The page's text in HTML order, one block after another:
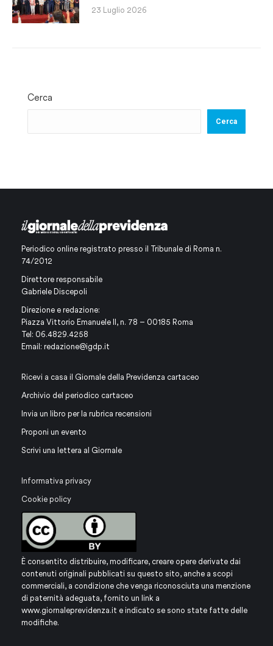
23 Luglio 2026
Cerca
Cerca
Periodico online registrato presso il Tribunale di Roma n.
74/2012
Direttore responsabile
Gabriele Discepoli
Direzione e redazione:
Piazza Vittorio Emanuele II, n. 78 – 00185 Roma
Tel: 06.4829.4258
Email: redazione@igdp.it
Ricevi a casa il Giornale della Previdenza cartaceo
Archivio del periodico cartaceo
Invia un libro per la rubrica recensioni
Proponi un evento
Scrivi una lettera al Giornale
Informativa privacy
Cookie policy
È consentito distribuire, modificare, creare opere derivate dai
contenuti originali pubblicati su questo sito, anche a scopi
commerciali, a condizione che venga riconosciuta una menzione
di paternità adeguata, fornito un link a
www.giornaleprevidenza.it e indicato se sono state fatte delle
modifiche.